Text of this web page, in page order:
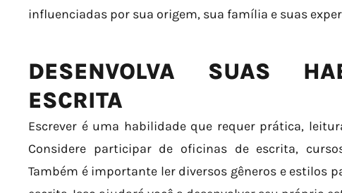
influenciadas por sua origem, sua família e suas
DESENVOLVA SUAS
ESCRITA
Escrever é uma habilidade que requer prática,
Considere participar de oficinas de escrita,
Também é importante ler diversos gêneros e estilos